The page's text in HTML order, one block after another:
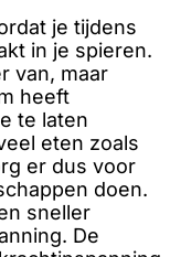
je tijdens
in je spieren.
van, maar
heeft
te laten
eten zoals
er dus voor
doen.
sneller
De